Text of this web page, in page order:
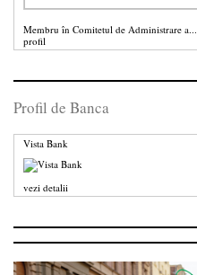
Membru în Comitetul de Administrare a...
profil
Profil de Banca
Vista Bank
vezi detalii